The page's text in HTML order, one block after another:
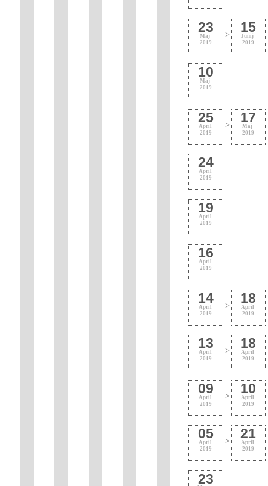
23
Maj
2019
> 15
Junij
2019
10
Maj
2019
25
April
2019
> 17
Maj
2019
24
April
2019
19
April
2019
16
April
2019
14
April
2019
> 18
April
2019
13
April
2019
> 18
April
2019
09
April
2019
> 10
April
2019
05
April
2019
> 21
April
2019
23